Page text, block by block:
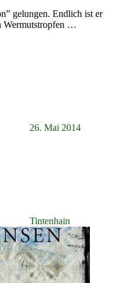
gelungen. Endlich ist er
Wermutstropfen …
26. Mai 2014
Tintenhain